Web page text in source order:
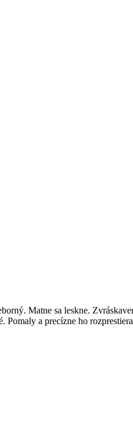
Matne sa leskne.
a precízne ho